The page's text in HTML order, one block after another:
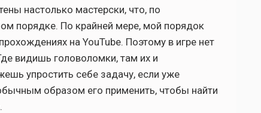
настолько мастерски, что, по
порядке. По крайней мере, мой порядок
на YouTube. Поэтому в игре нет
видишь головоломки, там их и
упростить себе задачу, если уже
образом его применить, чтобы найти